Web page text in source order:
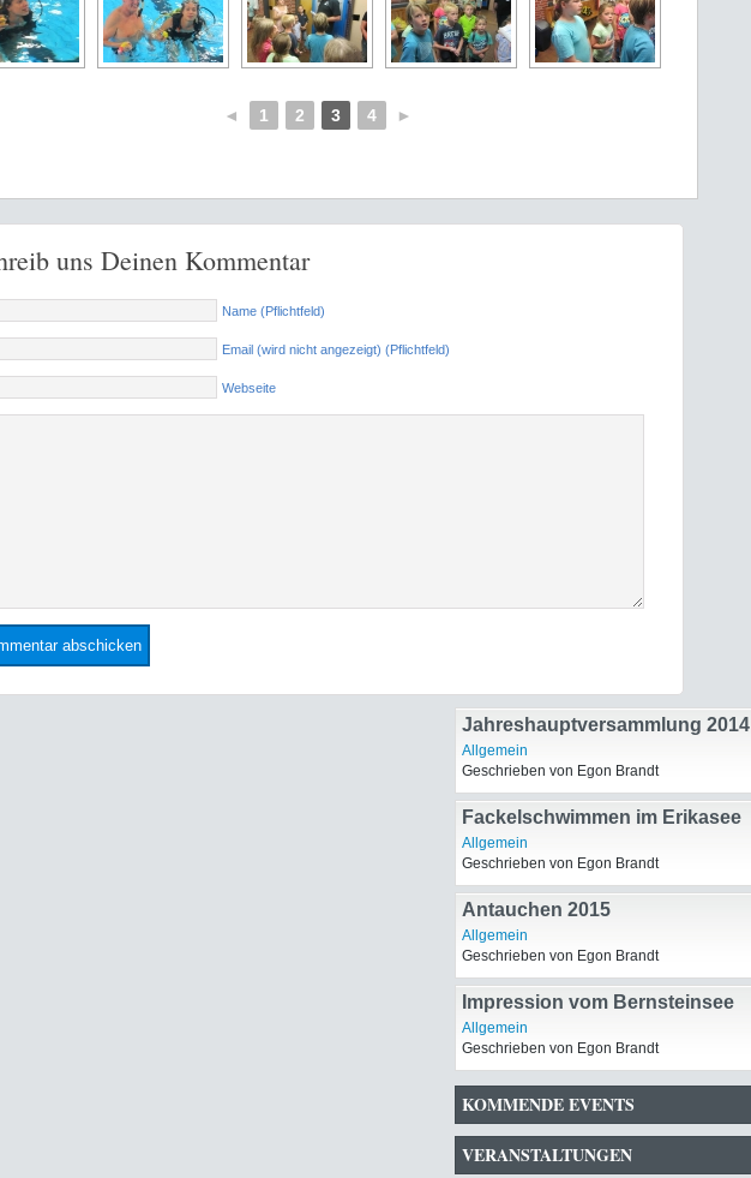
◄ 1 2 3 4 ►
uns Deinen Kommentar
Name (Pflichtfeld)
Email (wird nicht angezeigt) (Pflichtfeld)
Webseite
Jahreshauptversammlung 2014
Allgemein
Geschrieben von Egon Brandt
Fackelschwimmen im Erikasee
Allgemein
Geschrieben von Egon Brandt
Antauchen 2015
Allgemein
Geschrieben von Egon Brandt
Impression vom Bernsteinsee
Allgemein
Geschrieben von Egon Brandt
KOMMENDE EVENTS
VERANSTALTUNGEN